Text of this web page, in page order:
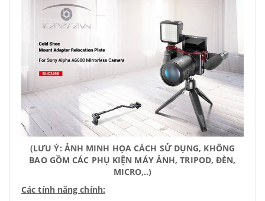
(LƯU Ý: ẢNH MINH HỌA CÁCH SỬ DỤNG, KHÔNG
BAO GỒM CÁC PHỤ KIỆN MÁY ẢNH, TRIPOD, ĐÈN,
MICRO,..)
Các tính năng chính: